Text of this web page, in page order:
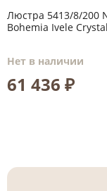
Люстра 5413/8/200
Bohemia Ivele Crystal
Нет в наличии
61 436 ₽